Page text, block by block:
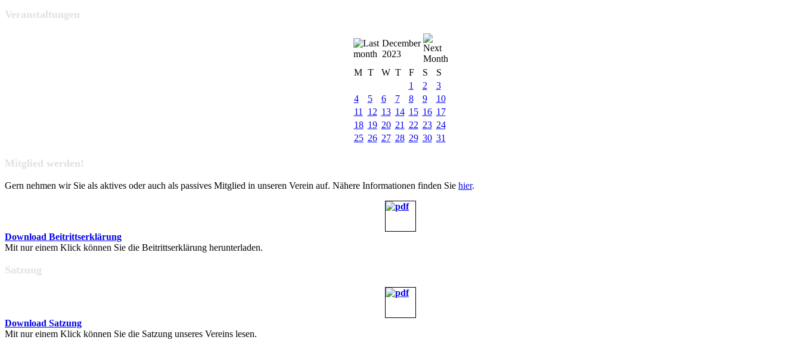
Veranstaltungen
December
2023
M T W T F S
S
1
2
3
4
5 6 7 8 9
10
11
12 13 14 15 16 17
18 19 20 21 22 23 24
25 26 27 28 29 30 31
Mitglied werden!
Gern nehmen wir Sie als aktives oder auch als passives Mitglied in unseren Verein auf. Nähere Informationen finden Sie hier.
Download Beitrittserklärung
Mit nur einem Klick können Sie die Beitrittserklärung herunterladen.
Satzung
Download Satzung
Mit nur einem Klick können Sie die Satzung unseres Vereins lesen.